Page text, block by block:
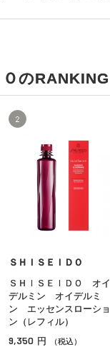
ＯのRANKING
2
ＳＨＩＳＥＩＤＯ
ＳＨＩＳＥＩＤＯ オイ
デルミン オイデルミ
ン エッセンスローショ
ン（レフィル）
9,350 円 （税込）